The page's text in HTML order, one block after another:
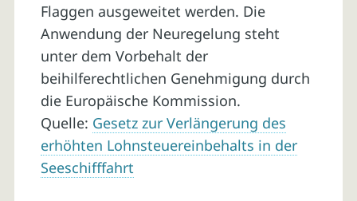
Flaggen ausgeweitet werden. Die
Anwendung der Neuregelung steht
unter dem Vorbehalt der
beihilferechtlichen Genehmigung durch
die Europäische Kommission.
Quelle: Gesetz zur Verlängerung des
erhöhten Lohnsteuereinbehalts in der
Seeschifffahrt